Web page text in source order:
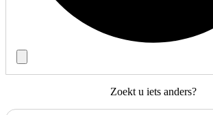
Zoekt u iets anders?